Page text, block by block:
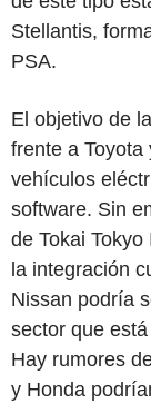
Stellantis,
PSA.
El objetivo de
frente a
vehículos
software. Sin
de Tokai
la integración
Nissan podría
sector que
Hay rumores
y Honda